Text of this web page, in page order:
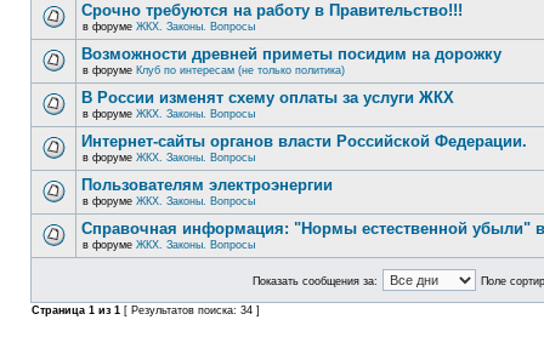
Срочно требуются на работу в Правительство!!!
в форуме ЖКХ. Законы. Вопросы
Возможности древней приметы посидим на дорожку
в форуме Клуб по интересам (не только политика)
В России изменят схему оплаты за услуги ЖКХ
в форуме ЖКХ. Законы. Вопросы
Интернет-сайты органов власти Российской Федерации.
в форуме ЖКХ. Законы. Вопросы
Пользователям электроэнергии
в форуме ЖКХ. Законы. Вопросы
Справочная информация: "Нормы естественной убыли"
в форуме ЖКХ. Законы. Вопросы
Показать сообщения за: Поле
Страница 1 из 1 [ Результатов поиска: 34 ]